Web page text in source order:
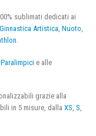
sublimati dedicati ai
Ginnastica Artistica, Nuoto,
.
e alle
grazie alla
in 5 misure, dalla XS S